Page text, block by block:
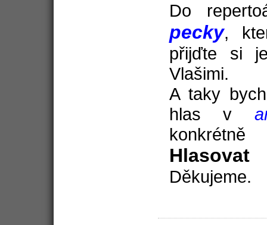
Do
pecky,
přijďte si
Vlašimi.
A taky
hlas v
Děkujeme.